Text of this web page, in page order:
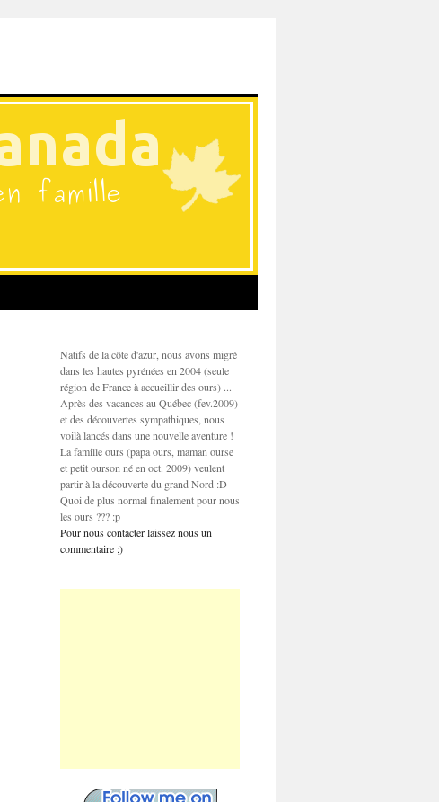
Natifs de la côte d'azur, nous avons migré
dans les hautes pyrénées en 2004 (seule
région de France à accueillir des ours) ...
Après des vacances au Québec (fev.2009)
et des découvertes sympathiques, nous
voilà lancés dans une nouvelle aventure !
La famille ours (papa ours, maman ourse
et petit ourson né en oct. 2009) veulent
partir à la découverte du grand Nord :D
Quoi de plus normal finalement pour nous
les ours ??? :p
Pour nous contacter laissez nous un
commentaire ;)